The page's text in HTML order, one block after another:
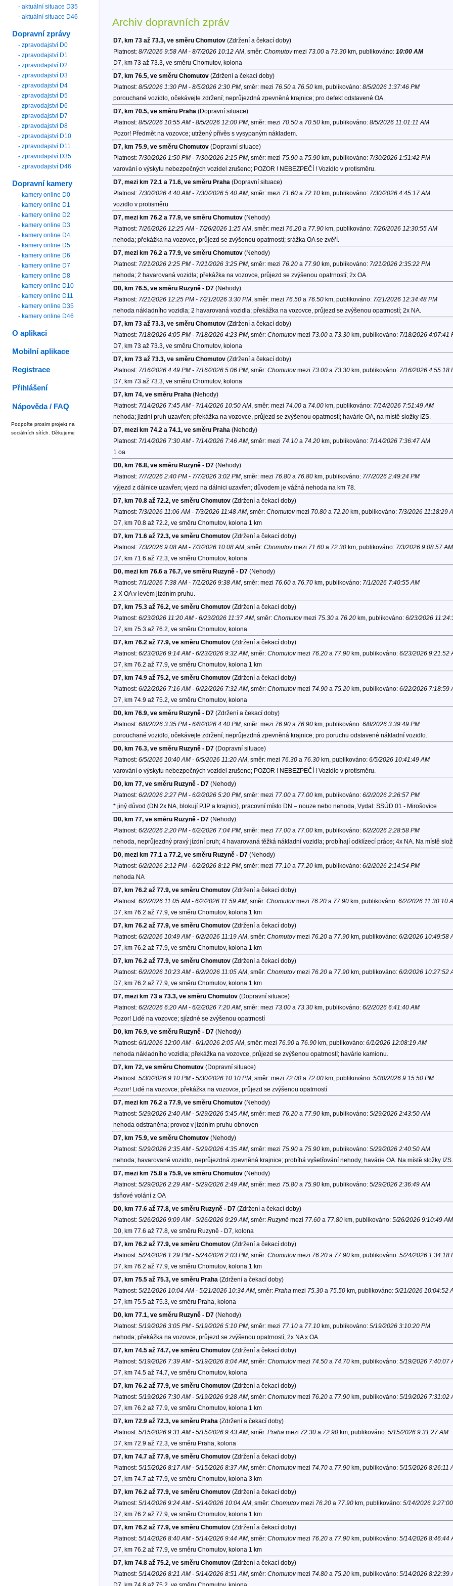
Archiv dopravních zpráv
D7, km 73 až 73.3, ve směru Chomutov(Zdržení a čekací doby)
Platnost: 8/7/2026 9:58 AM - 8/7/2026 10:12 AM, směr: Chomutovmezi 73.00a 73.30km, publikováno: 10:00 AM
D7, km 73 až 73.3, ve směru Chomutov, kolona
D7, km 76.5, ve směru Chomutov(Zdržení a čekací doby)
Platnost: 8/5/2026 1:30 PM - 8/5/2026 2:30 PM, směr: mezi 76.50a 76.50km, publikováno: 8/5/2026 1:37:46 PM
porouchané vozidlo, očekávejte zdržení; neprůjezdná zpevněná krajnice; pro defekt odstavené OA.
D7, km 70.5, ve směru Praha(Dopravní situace)
Platnost: 8/5/2026 10:55 AM - 8/5/2026 12:00 PM, směr: mezi 70.50a 70.50km, publikováno: 8/5/2026 11:01:11 AM
Pozor! Předmět na vozovce; utržený přívěs s vysypaným nákladem.
D7, km 75.9, ve směru Chomutov(Dopravní situace)
Platnost: 7/30/2026 1:50 PM - 7/30/2026 2:15 PM, směr: mezi 75.90a 75.90km, publikováno: 7/30/2026 1:51:42 PM
varování o výskytu nebezpečných vozidel zrušeno; POZOR ! NEBEZPEČÍ ! Vozidlo v protisměru.
D7, mezi km 72.1 a 71.6, ve směru Praha(Dopravní situace)
Platnost: 7/30/2026 4:40 AM - 7/30/2026 5:40 AM, směr: mezi 71.60a 72.10km, publikováno: 7/30/2026 4:45:17 AM
vozidlo v protisměru
D7, mezi km 76.2 a 77.9, ve směru Chomutov(Nehody)
Platnost: 7/26/2026 12:25 AM - 7/26/2026 1:25 AM, směr: mezi 76.20a 77.90km, publikováno: 7/26/2026 12:30:55 AM
nehoda; překážka na vozovce, průjezd se zvýšenou opatrností; srážka OA se zvěří.
D7, mezi km 76.2 a 77.9, ve směru Chomutov(Nehody)
Platnost: 7/21/2026 2:25 PM - 7/21/2026 3:25 PM, směr: mezi 76.20a 77.90km, publikováno: 7/21/2026 2:35:22 PM
nehoda; 2 havarovaná vozidla; překážka na vozovce, průjezd se zvýšenou opatrností; 2x OA.
D0, km 76.5, ve směru Ruzyně - D7(Nehody)
Platnost: 7/21/2026 12:25 PM - 7/21/2026 3:30 PM, směr: mezi 76.50a 76.50km, publikováno: 7/21/2026 12:34:48 PM
nehoda nákladního vozidla; 2 havarovaná vozidla; překážka na vozovce, průjezd se zvýšenou opatrností; 2x NA.
D7, km 73 až 73.3, ve směru Chomutov(Zdržení a čekací doby)
Platnost: 7/18/2026 4:05 PM - 7/18/2026 4:23 PM, směr: Chomutovmezi 73.00a 73.30km, publikováno: 7/18/2026 4:07:41
D7, km 73 až 73.3, ve směru Chomutov, kolona
D7, km 73 až 73.3, ve směru Chomutov(Zdržení a čekací doby)
Platnost: 7/16/2026 4:49 PM - 7/16/2026 5:06 PM, směr: Chomutovmezi 73.00a 73.30km, publikováno: 7/16/2026 4:55:18
D7, km 73 až 73.3, ve směru Chomutov, kolona
D7, km 74, ve směru Praha(Nehody)
Platnost: 7/14/2026 7:45 AM - 7/14/2026 10:50 AM, směr: mezi 74.00a 74.00km, publikováno: 7/14/2026 7:51:49 AM
nehoda; jízdní pruh uzavřen; překážka na vozovce, průjezd se zvýšenou opatrností; havárie OA, na místě složky IZS.
D7, mezi km 74.2 a 74.1, ve směru Praha(Nehody)
Platnost: 7/14/2026 7:30 AM - 7/14/2026 7:46 AM, směr: mezi 74.10a 74.20km, publikováno: 7/14/2026 7:36:47 AM
1 oa
D0, km 76.8, ve směru Ruzyně - D7(Nehody)
Platnost: 7/7/2026 2:40 PM - 7/7/2026 3:02 PM, směr: mezi 76.80a 76.80km, publikováno: 7/7/2026 2:49:24 PM
výjezd z dálnice uzavřen; vjezd na dálnici uzavřen; důvodem je vážná nehoda na km 78.
D7, km 70.8 až 72.2, ve směru Chomutov(Zdržení a čekací doby)
Platnost: 7/3/2026 11:06 AM - 7/3/2026 11:48 AM, směr: Chomutovmezi 70.80a 72.20km, publikováno: 7/3/2026 11:18:29
D7, km 70.8 až 72.2, ve směru Chomutov, kolona 1 km
D7, km 71.6 až 72.3, ve směru Chomutov(Zdržení a čekací doby)
Platnost: 7/3/2026 9:08 AM - 7/3/2026 10:08 AM, směr: Chomutovmezi 71.60a 72.30km, publikováno: 7/3/2026 9:08:57 AM
D7, km 71.6 až 72.3, ve směru Chomutov, kolona
D0, mezi km 76.6 a 76.7, ve směru Ruzyně - D7(Nehody)
Platnost: 7/1/2026 7:38 AM - 7/1/2026 9:38 AM, směr: mezi 76.60a 76.70km, publikováno: 7/1/2026 7:40:55 AM
2 X OA v levém jízdním pruhu.
D7, km 75.3 až 76.2, ve směru Chomutov(Zdržení a čekací doby)
Platnost: 6/23/2026 11:20 AM - 6/23/2026 11:37 AM, směr: Chomutovmezi 75.30a 76.20km, publikováno: 6/23/2026
D7, km 75.3 až 76.2, ve směru Chomutov, kolona
D7, km 76.2 až 77.9, ve směru Chomutov(Zdržení a čekací doby)
Platnost: 6/23/2026 9:14 AM - 6/23/2026 9:32 AM, směr: Chomutovmezi 76.20a 77.90km, publikováno: 6/23/2026 9:21:52
D7, km 76.2 až 77.9, ve směru Chomutov, kolona 1 km
D7, km 74.9 až 75.2, ve směru Chomutov(Zdržení a čekací doby)
Platnost: 6/22/2026 7:16 AM - 6/22/2026 7:32 AM, směr: Chomutovmezi 74.90a 75.20km, publikováno: 6/22/2026 7:18:59
D7, km 74.9 až 75.2, ve směru Chomutov, kolona
D0, km 76.9, ve směru Ruzyně - D7(Zdržení a čekací doby)
Platnost: 6/8/2026 3:35 PM - 6/8/2026 4:40 PM, směr: mezi 76.90a 76.90km, publikováno: 6/8/2026 3:39:49 PM
porouchané vozidlo, očekávejte zdržení; neprůjezdná zpevněná krajnice; pro poruchu odstavené nákladní vozidlo.
D0, km 76.3, ve směru Ruzyně - D7(Dopravní situace)
Platnost: 6/5/2026 10:40 AM - 6/5/2026 11:20 AM, směr: mezi 76.30a 76.30km, publikováno: 6/5/2026 10:41:49 AM
varování o výskytu nebezpečných vozidel zrušeno; POZOR ! NEBEZPEČÍ ! Vozidlo v protisměru.
D0, km 77, ve směru Ruzyně - D7(Nehody)
Platnost: 6/2/2026 2:27 PM - 6/2/2026 5:20 PM, směr: mezi 77.00a 77.00km, publikováno: 6/2/2026 2:26:57 PM
* jiný důvod (DN 2x NA, blokují PJP a krajnici), pracovní místo DN – nouze nebo nehoda, Vydal: SSÚD 01 - Mirošovice
D0, km 77, ve směru Ruzyně - D7(Nehody)
Platnost: 6/2/2026 2:20 PM - 6/2/2026 7:04 PM, směr: mezi 77.00a 77.00km, publikováno: 6/2/2026 2:28:58 PM
nehoda, neprůjezdný pravý jízdní pruh; 4 havarovaná těžká nákladní vozidla; probíhají odklízecí práce; 4x NA. Na místě
D0, mezi km 77.1 a 77.2, ve směru Ruzyně - D7(Nehody)
Platnost: 6/2/2026 2:12 PM - 6/2/2026 8:12 PM, směr: mezi 77.10a 77.20km, publikováno: 6/2/2026 2:14:54 PM
nehoda NA
D7, km 76.2 až 77.9, ve směru Chomutov(Zdržení a čekací doby)
Platnost: 6/2/2026 11:05 AM - 6/2/2026 11:59 AM, směr: Chomutovmezi 76.20a 77.90km, publikováno: 6/2/2026 11:30:10
D7, km 76.2 až 77.9, ve směru Chomutov, kolona 1 km
D7, km 76.2 až 77.9, ve směru Chomutov(Zdržení a čekací doby)
Platnost: 6/2/2026 10:49 AM - 6/2/2026 11:19 AM, směr: Chomutovmezi 76.20a 77.90km, publikováno: 6/2/2026 10:49:58
D7, km 76.2 až 77.9, ve směru Chomutov, kolona 1 km
D7, km 76.2 až 77.9, ve směru Chomutov(Zdržení a čekací doby)
Platnost: 6/2/2026 10:23 AM - 6/2/2026 11:05 AM, směr: Chomutovmezi 76.20a 77.90km, publikováno: 6/2/2026 10:27:52
D7, km 76.2 až 77.9, ve směru Chomutov, kolona 1 km
D7, mezi km 73 a 73.3, ve směru Chomutov(Dopravní situace)
Platnost: 6/2/2026 6:20 AM - 6/2/2026 7:20 AM, směr: mezi 73.00a 73.30km, publikováno: 6/2/2026 6:41:40 AM
Pozor! Lidé na vozovce; sjízdné se zvýšenou opatrností
D0, km 76.9, ve směru Ruzyně - D7(Nehody)
Platnost: 6/1/2026 12:00 AM - 6/1/2026 2:05 AM, směr: mezi 76.90a 76.90km, publikováno: 6/1/2026 12:08:19 AM
nehoda nákladního vozidla; překážka na vozovce, průjezd se zvýšenou opatrností; havárie kamionu.
D7, km 72, ve směru Chomutov(Dopravní situace)
Platnost: 5/30/2026 9:10 PM - 5/30/2026 10:10 PM, směr: mezi 72.00a 72.00km, publikováno: 5/30/2026 9:15:50 PM
Pozor! Lidé na vozovce; překážka na vozovce, průjezd se zvýšenou opatrností
D7, mezi km 76.2 a 77.9, ve směru Chomutov(Nehody)
Platnost: 5/29/2026 2:40 AM - 5/29/2026 5:45 AM, směr: mezi 76.20a 77.90km, publikováno: 5/29/2026 2:43:50 AM
nehoda odstraněna; provoz v jízdním pruhu obnoven
D7, km 75.9, ve směru Chomutov(Nehody)
Platnost: 5/29/2026 2:35 AM - 5/29/2026 4:35 AM, směr: mezi 75.90a 75.90km, publikováno: 5/29/2026 2:40:50 AM
nehoda; havarované vozidlo, neprůjezdná zpevněná krajnice; probíhá vyšetřování nehody; havárie OA. Na místě složky IZS.
D7, mezi km 75.8 a 75.9, ve směru Chomutov(Nehody)
Platnost: 5/29/2026 2:29 AM - 5/29/2026 2:49 AM, směr: mezi 75.80a 75.90km, publikováno: 5/29/2026 2:36:49 AM
tísňové volání z OA
D0, km 77.6 až 77.8, ve směru Ruzyně - D7(Zdržení a čekací doby)
Platnost: 5/26/2026 9:09 AM - 5/26/2026 9:29 AM, směr: Ruzyněmezi 77.60a 77.80km, publikováno: 5/26/2026 9:10:49 AM
D0, km 77.6 až 77.8, ve směru Ruzyně - D7, kolona
D7, km 76.2 až 77.9, ve směru Chomutov(Zdržení a čekací doby)
Platnost: 5/24/2026 1:29 PM - 5/24/2026 2:03 PM, směr: Chomutovmezi 76.20a 77.90km, publikováno: 5/24/2026 1:34:18
D7, km 76.2 až 77.9, ve směru Chomutov, kolona 1 km
D7, km 75.5 až 75.3, ve směru Praha(Zdržení a čekací doby)
Platnost: 5/21/2026 10:04 AM - 5/21/2026 10:34 AM, směr: Prahamezi 75.30a 75.50km, publikováno: 5/21/2026 10:04:52
D7, km 75.5 až 75.3, ve směru Praha, kolona
D0, km 77.1, ve směru Ruzyně - D7(Nehody)
Platnost: 5/19/2026 3:05 PM - 5/19/2026 5:10 PM, směr: mezi 77.10a 77.10km, publikováno: 5/19/2026 3:10:20 PM
nehoda; překážka na vozovce, průjezd se zvýšenou opatrností; 2x NA x OA.
D7, km 74.5 až 74.7, ve směru Chomutov(Zdržení a čekací doby)
Platnost: 5/19/2026 7:39 AM - 5/19/2026 8:04 AM, směr: Chomutovmezi 74.50a 74.70km, publikováno: 5/19/2026 7:40:07
D7, km 74.5 až 74.7, ve směru Chomutov, kolona
D7, km 76.2 až 77.9, ve směru Chomutov(Zdržení a čekací doby)
Platnost: 5/19/2026 7:30 AM - 5/19/2026 9:28 AM, směr: Chomutovmezi 76.20a 77.90km, publikováno: 5/19/2026 7:31:02
D7, km 76.2 až 77.9, ve směru Chomutov, kolona 1 km
D7, km 72.9 až 72.3, ve směru Praha(Zdržení a čekací doby)
Platnost: 5/15/2026 9:31 AM - 5/15/2026 9:43 AM, směr: Prahamezi 72.30a 72.90km, publikováno: 5/15/2026 9:31:27 AM
D7, km 72.9 až 72.3, ve směru Praha, kolona
D7, km 74.7 až 77.9, ve směru Chomutov(Zdržení a čekací doby)
Platnost: 5/15/2026 8:17 AM - 5/15/2026 8:37 AM, směr: Chomutovmezi 74.70a 77.90km, publikováno: 5/15/2026 8:26:11
D7, km 74.7 až 77.9, ve směru Chomutov, kolona 3 km
D7, km 76.2 až 77.9, ve směru Chomutov(Zdržení a čekací doby)
Platnost: 5/14/2026 9:24 AM - 5/14/2026 10:04 AM, směr: Chomutovmezi 76.20a 77.90km, publikováno: 5/14/2026
D7, km 76.2 až 77.9, ve směru Chomutov, kolona 1 km
D7, km 76.2 až 77.9, ve směru Chomutov(Zdržení a čekací doby)
Platnost: 5/14/2026 8:40 AM - 5/14/2026 9:44 AM, směr: Chomutovmezi 76.20a 77.90km, publikováno: 5/14/2026 8:46:44
D7, km 76.2 až 77.9, ve směru Chomutov, kolona 1 km
D7, km 74.8 až 75.2, ve směru Chomutov(Zdržení a čekací doby)
Platnost: 5/14/2026 8:21 AM - 5/14/2026 8:51 AM, směr: Chomutovmezi 74.80a 75.20km, publikováno: 5/14/2026 8:22:39
- aktuální situace D35
- aktuální situace D46
Dopravní zprávy
- zpravodajství D0
- zpravodajství D1
- zpravodajství D2
- zpravodajství D3
- zpravodajství D4
- zpravodajství D5
- zpravodajství D6
- zpravodajství D7
- zpravodajství D8
- zpravodajství D10
- zpravodajství D11
- zpravodajství D35
- zpravodajství D46
Dopravní kamery
- kamery online D0
- kamery online D1
- kamery online D2
- kamery online D3
- kamery online D4
- kamery online D5
- kamery online D6
- kamery online D7
- kamery online D8
- kamery online D10
- kamery online D11
- kamery online D35
- kamery online D46
O aplikaci
Mobilní aplikace
Registrace
Přihlášení
Nápověda / FAQ
Podpořte prosím projekt na
sociálních sítích. Děkujeme